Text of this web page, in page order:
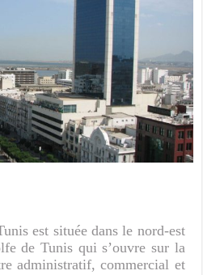
est située dans le nord-est
de Tunis qui s’ouvre sur la
administratif, commercial et